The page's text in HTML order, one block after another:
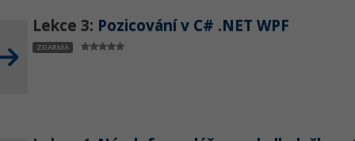
Lekce 3: Pozicování v C# .NET WPF
ZDARMA